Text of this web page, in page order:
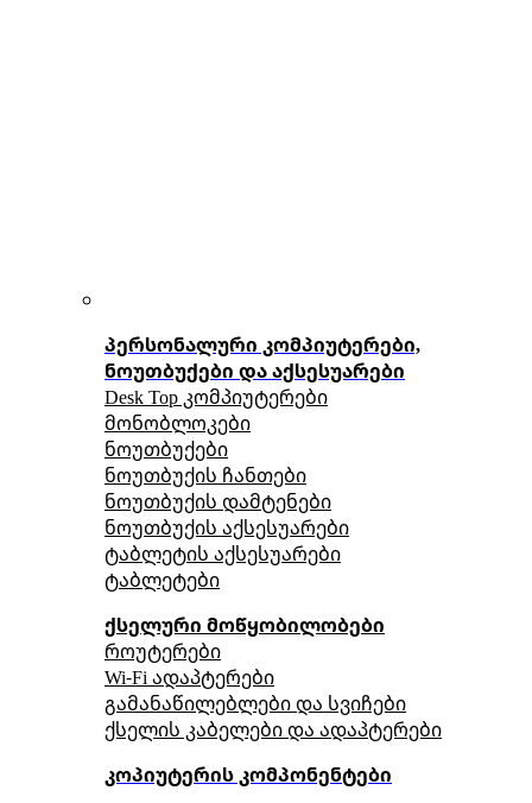
პერსონალური კომპიუტერები,
ნოუთბუქები და აქსესუარები
Desk Top კომპიუტერები
მონობლოკები
ნოუთბუქები
ნოუთბუქის ჩანთები
ნოუთბუქის დამტენები
ნოუთბუქის აქსესუარები
ტაბლეტის აქსესუარები
ტაბლეტები
ქსელური მოწყობილობები
როუტერები
Wi-Fi ადაპტერები
გამანაწილებლები და სვიჩები
ქსელის კაბელები და ადაპტერები
კოპიუტერის კომპონენტები